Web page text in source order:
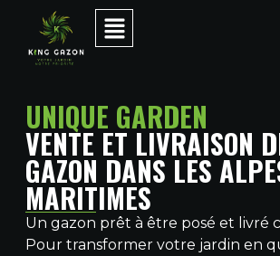
UNIQUE GARDEN
VENTE ET LIVRAISON
GAZON DANS LES
MARITIMES
Un gazon prêt à être posé et livré
Pour transformer votre jardin en